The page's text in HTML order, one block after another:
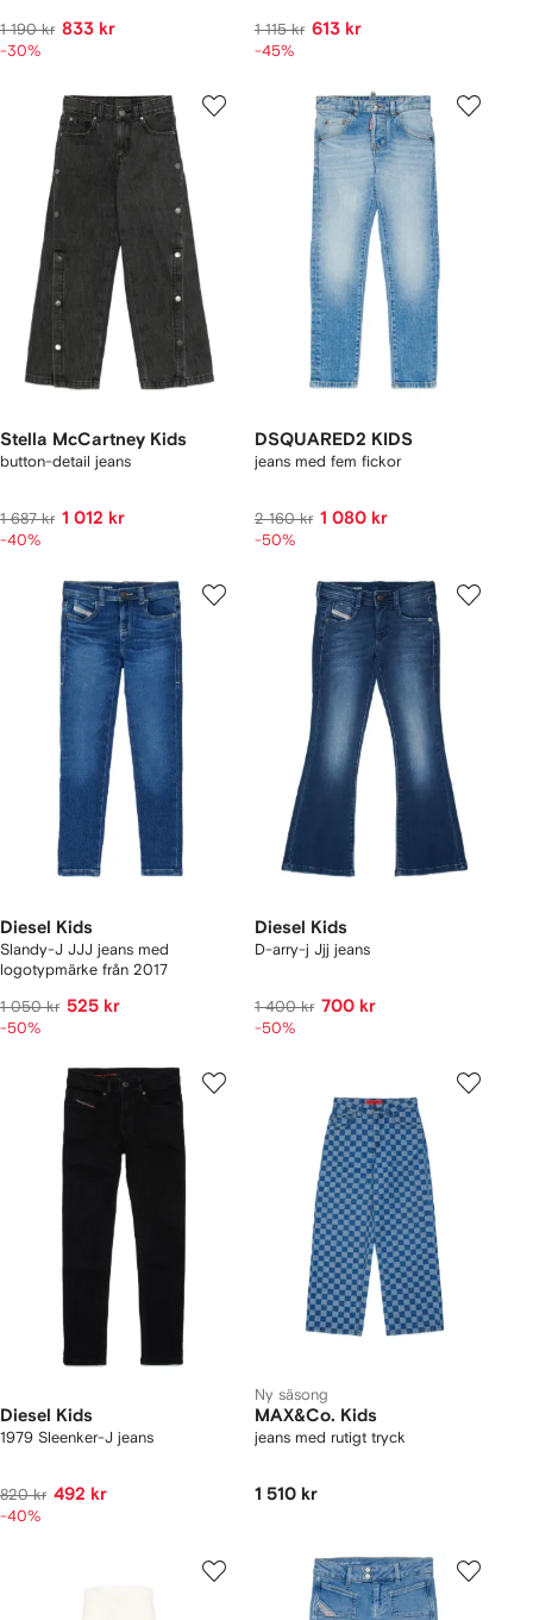
1 190 kr 833 kr
-30%
1 115 kr 613 kr
-45%
Stella McCartney Kids
button-detail jeans
1 687 kr 1 012 kr
-40%
DSQUARED2 KIDS
jeans med fem fickor
2 160 kr 1 080 kr
-50%
Diesel Kids
Slandy-J JJJ jeans med
logotypmärke från 2017
1 050 kr 525 kr
-50%
Diesel Kids
D-arry-j Jjj jeans
1 400 kr 700 kr
-50%
Diesel Kids
1979 Sleenker-J jeans
820 kr 492 kr
-40%
Ny säsong
MAX&Co. Kids
jeans med rutigt tryck
1 510 kr